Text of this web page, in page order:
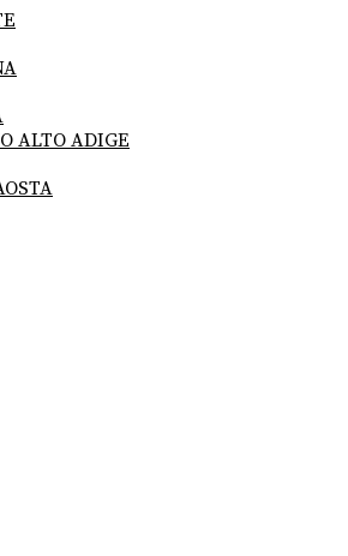
ALTO ADIGE